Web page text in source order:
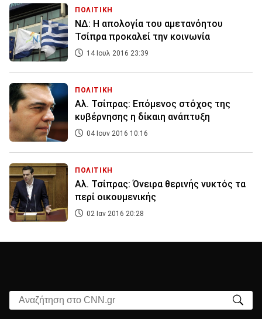
ΠΟΛΙΤΙΚΗ
ΝΔ: Η απολογία του αμετανόητου
Τσίπρα προκαλεί την κοινωνία
14 Ιουλ 2016 23:39
ΠΟΛΙΤΙΚΗ
Αλ. Τσίπρας: Επόμενος στόχος της
κυβέρνησης η δίκαιη ανάπτυξη
04 Ιουν 2016 10:16
ΠΟΛΙΤΙΚΗ
Αλ. Τσίπρας: Όνειρα θερινής νυκτός τα
περί οικουμενικής
02 Ιαν 2016 20:28
Αναζήτηση στο CNN.gr